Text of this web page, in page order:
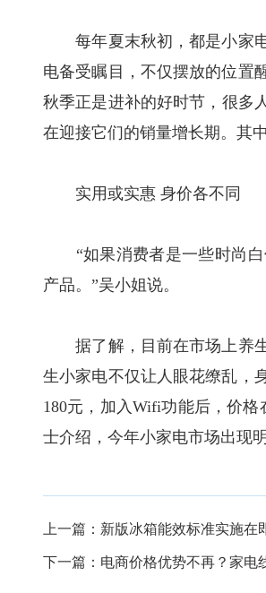
每年夏末秋初，都是小家电
电备受瞩目，不仅摆放的位置
秋季正是进补的好时节，很多
在迎接它们的销量增长期。其
实用或实惠 身价各不同
“如果消费者是一些时尚白
产品。”吴小姐说。
据了解，目前在市场上养生
生小家电不仅让人眼花缭乱，
180元，加入Wifi功能后，价
士介绍，今年小家电市场出现
上一篇： 新版冰箱能效标准实施在
下一篇： 电商价格优势不再？家电